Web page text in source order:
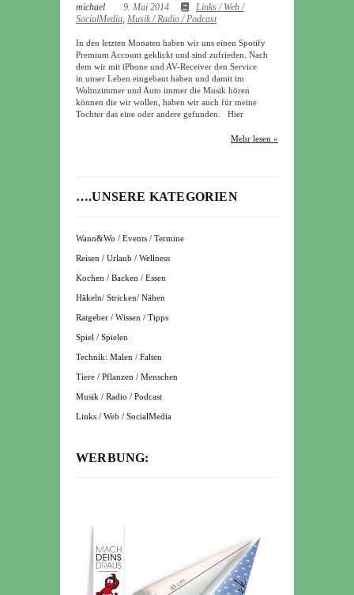
michael 9. Mai 2014
Links / Web /
SocialMedia, Musik / Radio / Podcast
In den letzten Monaten haben wir uns einen Spotify
Premium Account geklickt und sind zufrieden. Nach
dem wir mit iPhone und AV-Receiver den Service
in unser Leben eingebaut haben und damit im
Wohnzimmer und Auto immer die Musik hören
können die wir wollen, haben wir auch für meine
Tochter das eine oder andere gefunden. Hier
Mehr lesen »
….UNSERE KATEGORIEN
Wann&Wo / Events / Termine
Reisen / Urlaub / Wellness
Kochen / Backen / Essen
Häkeln/ Stricken/ Nähen
Ratgeber / Wissen / Tipps
Spiel / Spielen
Technik: Malen / Falten
Tiere / Pflanzen / Menschen
Musik / Radio / Podcast
Links / Web / SocialMedia
WERBUNG: